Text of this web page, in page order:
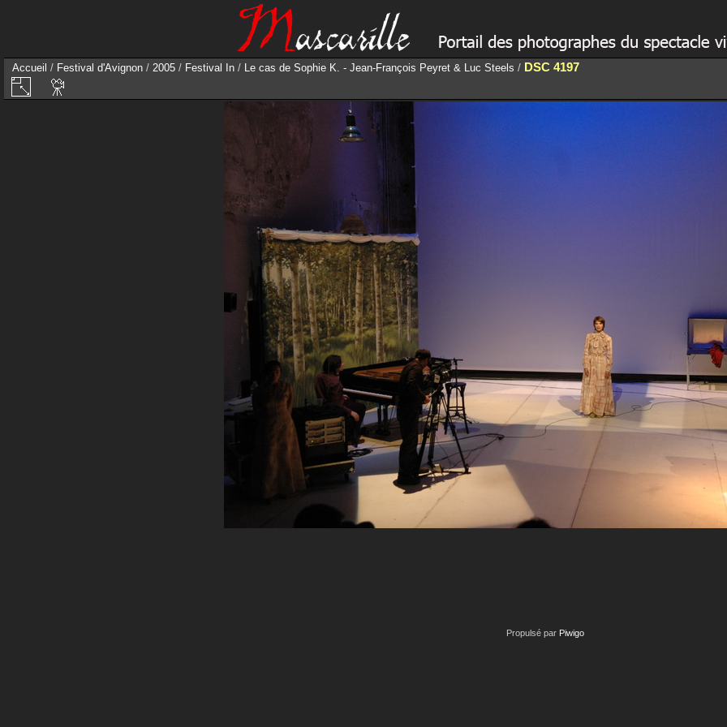
Accueil / Festival d'Avignon / 2005 / Festival In / Le cas de Sophie K. - Jean-François Peyret & Luc Steels / DSC 4197
Propulsé par Piwigo